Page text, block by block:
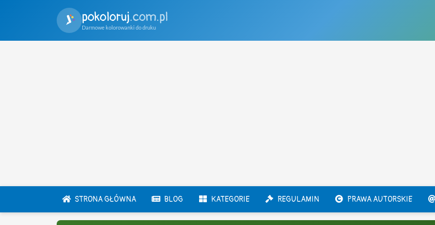
pokoloruj.com.pl
Darmowe kolorowanki do druku
STRONA GŁÓWNA BLOG KATEGORIE REGULAMIN PRAWA AUTORSKIE